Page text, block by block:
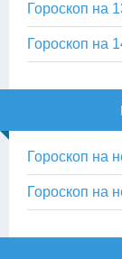
Гороскоп на
Гороскоп на
Гороскоп на
Гороскоп на